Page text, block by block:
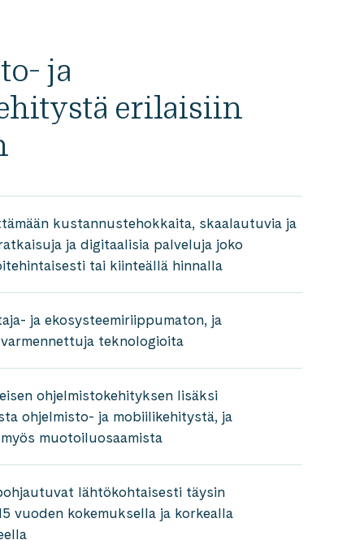
ja
erilaisiin
kustannustehokkaita, skaalautuvia ja
ja digitaalisia palveluja joko
tai kiinteällä hinnalla
ja ekosysteemiriippumaton, ja
teknologioita
ohjelmistokehityksen lisäksi
ohjelmisto- ja mobiilikehitystä, ja
muotoiluosaamista
lähtökohtaisesti täysin
vuoden kokemuksella ja korkealla